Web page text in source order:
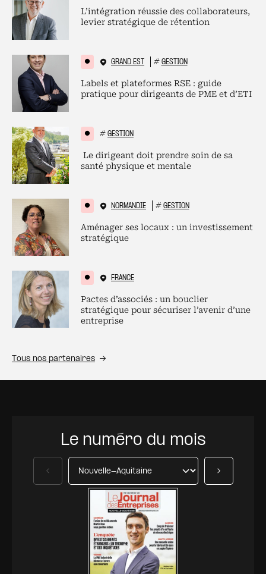
L’intégration réussie des collaborateurs,
levier stratégique de rétention
GRAND EST # GESTION
Labels et plateformes RSE : guide
pratique pour dirigeants de PME et d’ETI
# GESTION
Le dirigeant doit prendre soin de sa
santé physique et mentale
NORMANDIE # GESTION
Aménager ses locaux : un investissement
stratégique
FRANCE
Pactes d’associés : un bouclier
stratégique pour sécuriser l’avenir d’une
entreprise
Tous nos partenaires
Le numéro du mois
Précédent Suivant